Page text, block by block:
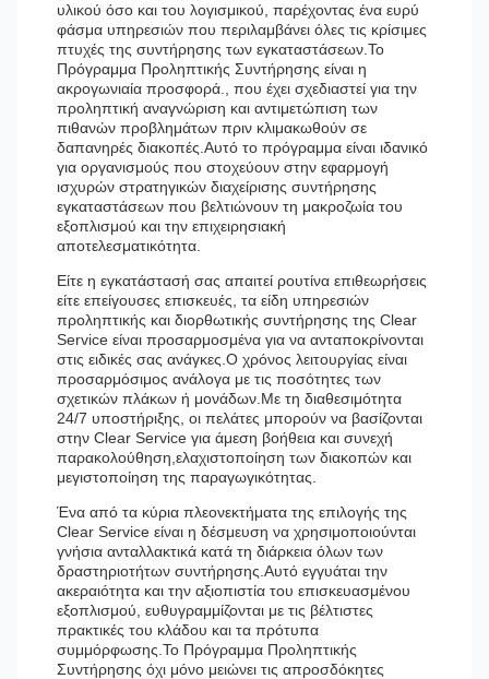
υλικού όσο και του λογισμικού, παρέχοντας ένα ευρύ
φάσμα υπηρεσιών που περιλαμβάνει όλες τις κρίσιμες
πτυχές της συντήρησης των εγκαταστάσεων.Το
Πρόγραμμα Προληπτικής Συντήρησης είναι η
ακρογωνιαία προσφορά., που έχει σχεδιαστεί για την
προληπτική αναγνώριση και αντιμετώπιση των
πιθανών προβλημάτων πριν κλιμακωθούν σε
δαπανηρές διακοπές.Αυτό το πρόγραμμα είναι ιδανικό
για οργανισμούς που στοχεύουν στην εφαρμογή
ισχυρών στρατηγικών διαχείρισης συντήρησης
εγκαταστάσεων που βελτιώνουν τη μακροζωία του
εξοπλισμού και την επιχειρησιακή
αποτελεσματικότητα.
Είτε η εγκατάστασή σας απαιτεί ρουτίνα επιθεωρήσεις
είτε επείγουσες επισκευές, τα είδη υπηρεσιών
προληπτικής και διορθωτικής συντήρησης της Clear
Service είναι προσαρμοσμένα για να ανταποκρίνονται
στις ειδικές σας ανάγκες.Ο χρόνος λειτουργίας είναι
προσαρμόσιμος ανάλογα με τις ποσότητες των
σχετικών πλάκων ή μονάδων.Με τη διαθεσιμότητα
24/7 υποστήριξης, οι πελάτες μπορούν να βασίζονται
στην Clear Service για άμεση βοήθεια και συνεχή
παρακολούθηση,ελαχιστοποίηση των διακοπών και
μεγιστοποίηση της παραγωγικότητας.
Ένα από τα κύρια πλεονεκτήματα της επιλογής της
Clear Service είναι η δέσμευση να χρησιμοποιούνται
γνήσια ανταλλακτικά κατά τη διάρκεια όλων των
δραστηριοτήτων συντήρησης.Αυτό εγγυάται την
ακεραιότητα και την αξιοπιστία του επισκευασμένου
εξοπλισμού, ευθυγραμμίζονται με τις βέλτιστες
πρακτικές του κλάδου και τα πρότυπα
συμμόρφωσης.Το Πρόγραμμα Προληπτικής
Συντήρησης όχι μόνο μειώνει τις απροσδόκητες